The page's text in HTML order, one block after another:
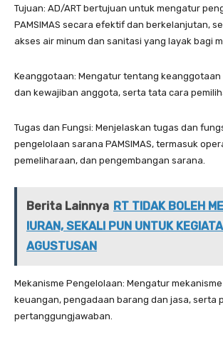
Tujuan: AD/ART bertujuan untuk mengatur
PAMSIMAS secara efektif dan berkelanjutan,
akses air minum dan sanitasi yang layak bagi
Keanggotaan: Mengatur tentang keanggotaan
dan kewajiban anggota, serta tata cara
Tugas dan Fungsi: Menjelaskan tugas dan
pengelolaan sarana PAMSIMAS, termasuk
pemeliharaan, dan pengembangan sarana.
Berita Lainnya RT TIDAK BOLEH
IURAN, SEKALI PUN UNTUK
AGUSTUSAN
Mekanisme Pengelolaan: Mengatur
keuangan, pengadaan barang dan jasa, serta
pertanggungjawaban.